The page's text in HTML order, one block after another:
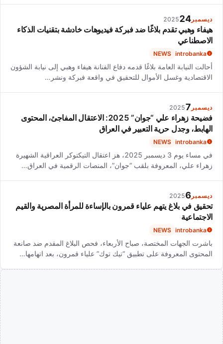
ديسمبر 24
2025
هيفاء وهبي تقدم بلاغًا ضد فبركة فيديوهات خادشة بتقنيات الذكاء
الاصطناعي
introbanka
NEWS
أحالت النيابة العامة بلاغًا قدمه دفاع الفنانة هيفاء وهبي إلى نيابة الشؤون
الاقتصادية وغسل الأموال للتحقيق في واقعة فبركة ونشر…
ديسمبر 7
2025
فضيحة زهراء علي “جوان” 2025: الاعتقال المفاجئ، المحتوى
الهابط، وجدل حرية التعبير في العراق
introbanka
NEWS
في مساء يوم 3 ديسمبر 2025، هز اعتقال التيكتوكر العراقية الشهيرة
زهراء علي، المعروفة بلقب “جوان”، المنصات الرقمية في العراق…
ديسمبر 6
2025
تحقيق في بلاغ يتهم علياء قمرون بالإساءة للمرأة المصرية والقيم
الاجتماعية
introbanka
NEWS
باشرت الجهات المختصة، صباح الأربعاء، فحص البلاغ المقدم ضد صانعة
المحتوى المعروفة على تطبيق “تيك توك” علياء قمرون، بعد اتهامها…